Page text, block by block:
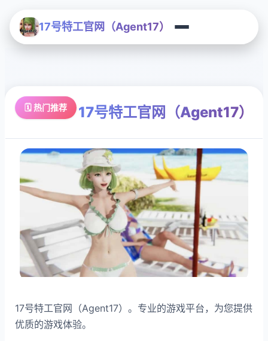
17号特工官网（Agent17）
🗓️ 热门推荐 17号特工官网（Agent17）
17号特工官网（Agent17）。专业的游戏平台，为您提供
优质的游戏体验。